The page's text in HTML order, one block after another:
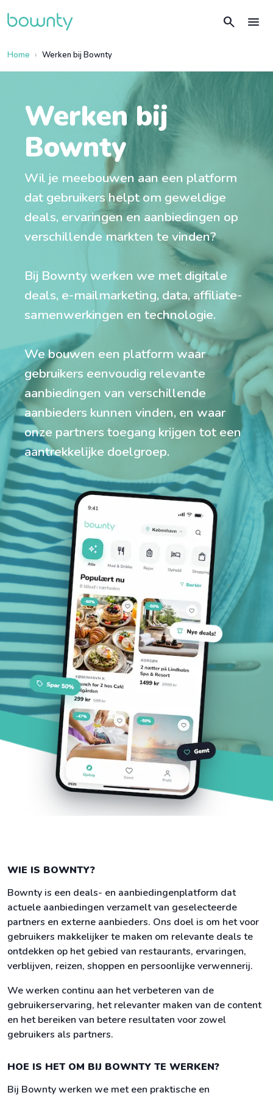
search menu
Home Werken bij Bownty
Werken bij
Bownty
Wil je meebouwen aan een platform
dat gebruikers helpt om geweldige
deals, ervaringen en aanbiedingen op
verschillende markten te vinden?
Bij Bownty werken we met digitale
deals, e-mailmarketing, data, affiliate-
samenwerkingen en technologie.
We bouwen een platform waar
gebruikers eenvoudig relevante
aanbiedingen van verschillende
aanbieders kunnen vinden, en waar
onze partners toegang krijgen tot een
aantrekkelijke doelgroep.
WIE IS BOWNTY?
Bownty is een deals- en aanbiedingenplatform dat
actuele aanbiedingen verzamelt van geselecteerde
partners en externe aanbieders. Ons doel is om het voor
gebruikers makkelijker te maken om relevante deals te
ontdekken op het gebied van restaurants, ervaringen,
verblijven, reizen, shoppen en persoonlijke verwennerij.
We werken continu aan het verbeteren van de
gebruikerservaring, het relevanter maken van de content
en het bereiken van betere resultaten voor zowel
gebruikers als partners.
HOE IS HET OM BIJ BOWNTY TE WERKEN?
Bij Bownty werken we met een praktische en